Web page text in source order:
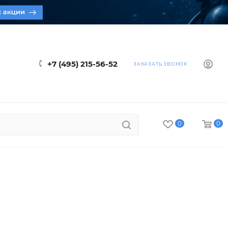
+7 (495) 215-56-52 ЗАКАЗАТЬ ЗВОНОК
0 0